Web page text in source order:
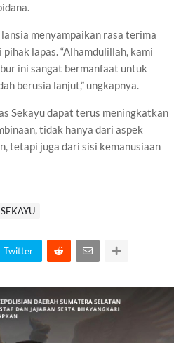
menyampaikan rasa terima
lapas. “Alhamdulillah, kami
ini sangat bermanfaat untuk
berusia lanjut,” ungkapnya.
Sekayu dapat terus meningkatkan
tidak hanya dari aspek
tetapi juga dari sisi kemanusiaan
Twitter